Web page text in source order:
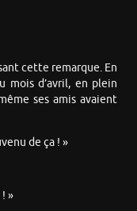
cette remarque. En
mois d’avril, en plein
ses amis avaient
de ça ! »
»